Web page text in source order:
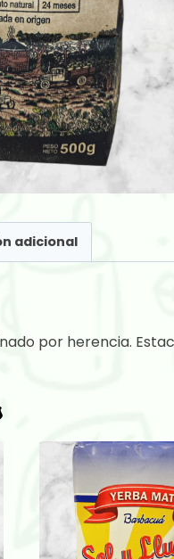
adicional
por herencia.